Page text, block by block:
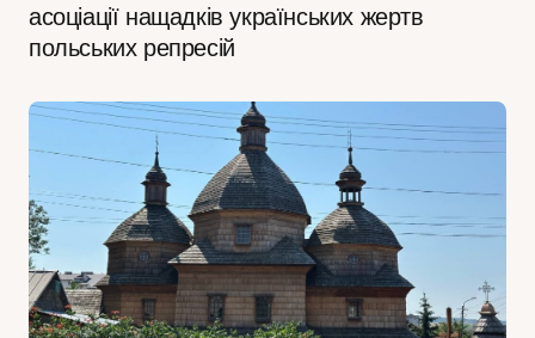
асоціації нащадків українських жертв
польських репресій